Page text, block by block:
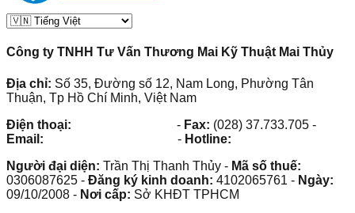
Công ty TNHH Tư Vấn Thương Mai Kỹ Thuật Mai Thủy
Địa chỉ: Số 35, Đường số 12, Nam Long, Phường Tân
Thuận, Tp Hồ Chí Minh, Việt Nam
Điện thoại:
- Fax: (028) 37.733.705 -
Email:
- Hotline:
Người đại diện: Trần Thị Thanh Thủy - Mã số thuế:
0306087625 - Đăng ký kinh doanh: 4102065761 - Ngày:
09/10/2008 - Nơi cấp: Sở KHĐT TPHCM